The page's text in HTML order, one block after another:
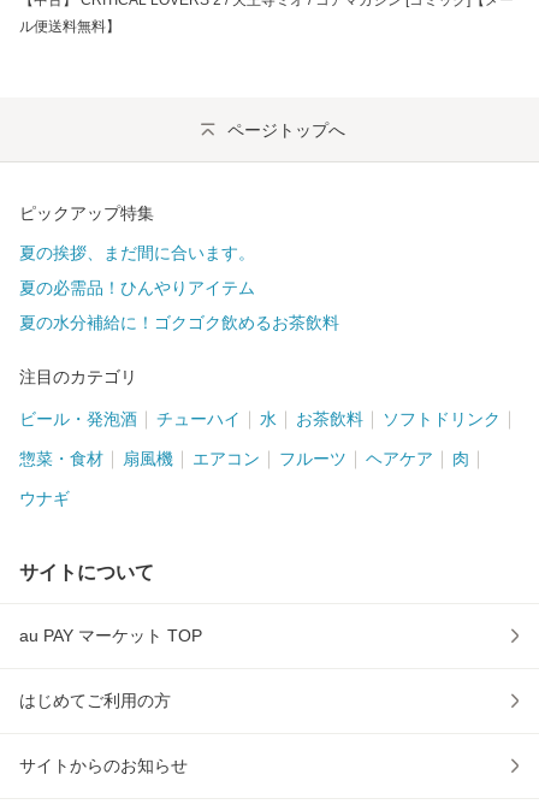
ル便送料無料】
ページトップへ
ピックアップ特集
夏の挨拶、まだ間に合います。
夏の必需品！ひんやりアイテム
夏の水分補給に！ゴクゴク飲めるお茶飲料
注目のカテゴリ
ビール・発泡酒 チューハイ 水 お茶飲料 ソフトドリンク
惣菜・食材 扇風機 エアコン フルーツ ヘアケア 肉
ウナギ
サイトについて
au PAY マーケット TOP
はじめてご利用の方
サイトからのお知らせ